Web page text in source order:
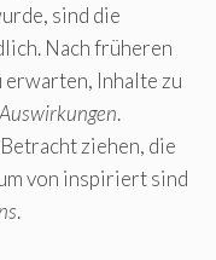
sind die
Nach früheren
erwarten, Inhalte zu
.
ziehen, die
von inspiriert sind
.